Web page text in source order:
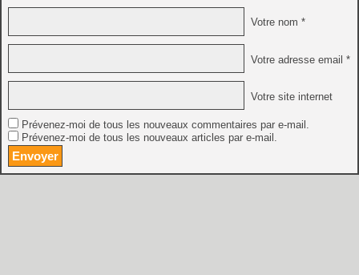
Votre nom *
Votre adresse email *
Votre site internet
Prévenez-moi de tous les nouveaux commentaires par e-mail.
Prévenez-moi de tous les nouveaux articles par e-mail.